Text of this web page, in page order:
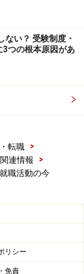
社で働きたい
自ずと自分の興
ですね。私も
んだんですが、
できなかったか
からスタート
んです！ 入れ
りません。ま
生も多いので
時進行で進め
、“この企業に
ない？ 受験制度・
つの根本原因があ
転職
>
連情報
>
職活動の今
リシー
免責